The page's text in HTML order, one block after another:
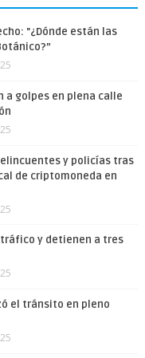
"¿Dónde están las
a golpes en plena calle
y policías tras
de criptomoneda en
y detienen a tres
el tránsito en pleno